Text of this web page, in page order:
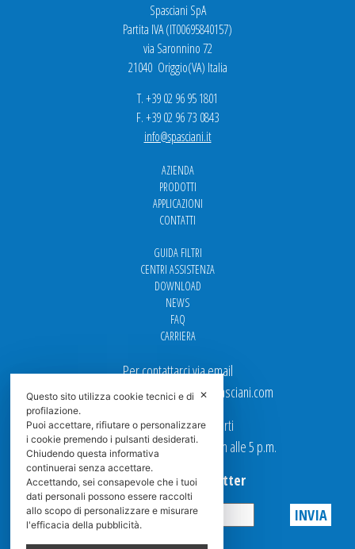
Spasciani SpA
Partita IVA (IT00695840157)
via Saronnino 72
21040 Origgio(VA) Italia
T. +39 02 96 95 1801
F. +39 02 96 73 0843
info@spasciani.it
AZIENDA
PRODOTTI
APPLICAZIONI
CONTATTI
GUIDA FILTRI
CENTRI ASSISTENZA
DOWNLOAD
NEWS
FAQ
CARRIERA
Per contattarci via email
Ufficio Vendite: italy.sales@spasciani.com
I nostri uffici sono aperti
dal Lunedi al Venerdi dalle 9 a.m alle 5 p.m.
Iscriviti alla Newsletter
Privacy
✕
Questo sito utilizza cookie tecnici e di
profilazione.
Puoi accettare, rifiutare o personalizzare
i cookie premendo i pulsanti desiderati.
Chiudendo questa informativa
continuerai senza accettare.
Accettando, sei consapevole che i tuoi
dati personali possono essere raccolti
allo scopo di personalizzare e misurare
l'efficacia della pubblicità.